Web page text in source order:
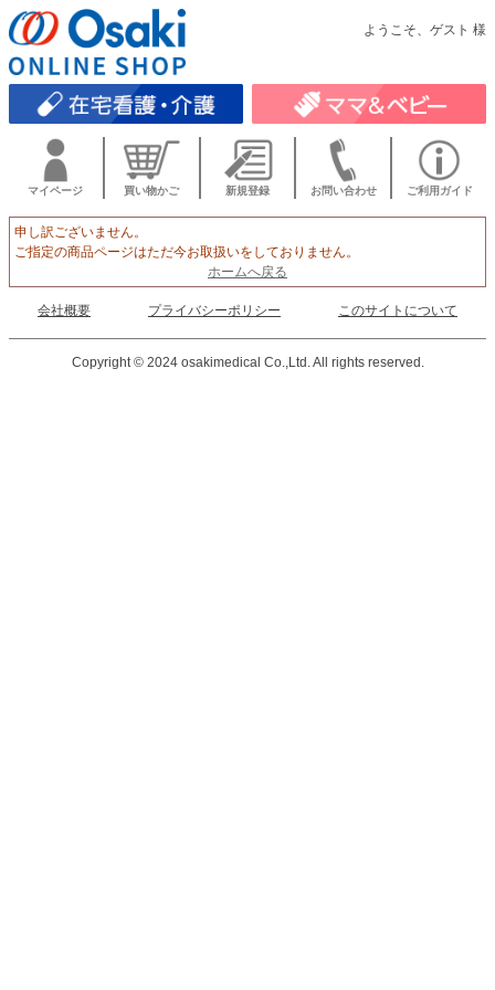
ようこそ、ゲスト 様
マイページ 買い物かご 新規登録 お問い合わせ ご利用ガイド
申し訳ございません。
ご指定の商品ページはただ今お取扱いをしておりません。
ホームへ戻る
会社概要 プライバシーポリシー このサイトについて
Copyright © 2024 osakimedical Co.,Ltd. All rights reserved.